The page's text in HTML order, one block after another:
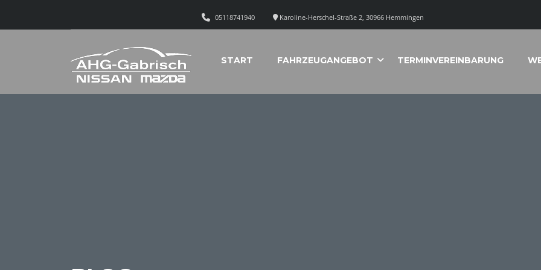
Karoline-Herschel-Straße 2, 30966 Hemmingen
05118741940
START FAHRZEUGANGEBOT TERMINVEREINBARUNG